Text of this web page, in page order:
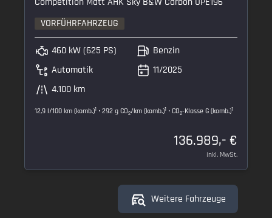
VORFÜHRFAHRZEUG
460 kW (625 PS)
Automatik
4.100 km
Benzin
11/2025
12,9 l/100 km (komb.)1 • 292 g CO2/km (komb.)1 • CO2-Klasse G (komb.)1
136.989,- €
inkl. MwSt.
Weitere Fahrzeuge